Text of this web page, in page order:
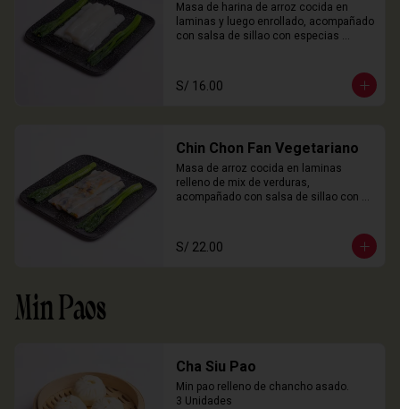
Masa de harina de arroz cocida en
laminas y luego enrollado, acompañado
con salsa de sillao con especias
S/ 16.00
Chin Chon Fan Vegetariano
Masa de arroz cocida en laminas
relleno de mix de verduras,
acompañado con salsa de sillao con
S/ 22.00
Min Paos
Cha Siu Pao
Min pao relleno de chancho asado.
3 Unidades